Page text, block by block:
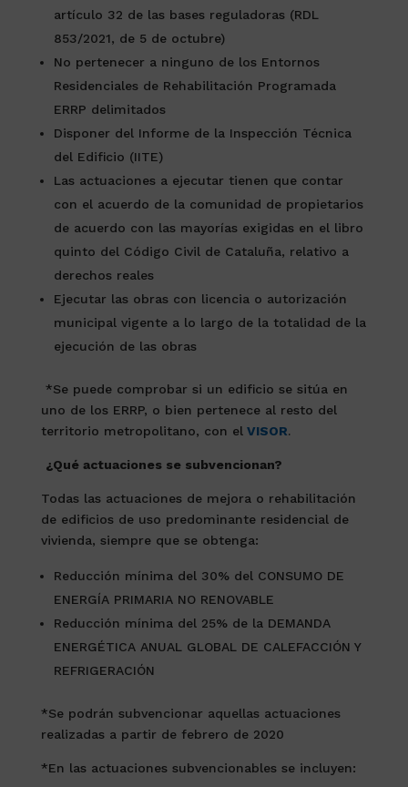
artículo 32 de las bases reguladoras (RDL
853/2021, de 5 de octubre)
No pertenecer a ninguno de los Entornos
Residenciales de Rehabilitación Programada
ERRP delimitados
Disponer del Informe de la Inspección Técnica
del Edificio (IITE)
Las actuaciones a ejecutar tienen que contar
con el acuerdo de la comunidad de propietarios
de acuerdo con las mayorías exigidas en el libro
quinto del Código Civil de Cataluña, relativo a
derechos reales
Ejecutar las obras con licencia o autorización
municipal vigente a lo largo de la totalidad de la
ejecución de las obras
*Se puede comprobar si un edificio se sitúa en
uno de los ERRP, o bien pertenece al resto del
territorio metropolitano, con el VISOR.
¿Qué actuaciones se subvencionan?
Todas las actuaciones de mejora o rehabilitación
de edificios de uso predominante residencial de
vivienda, siempre que se obtenga:
Reducción mínima del 30% del CONSUMO DE
ENERGÍA PRIMARIA NO RENOVABLE
Reducción mínima del 25% de la DEMANDA
ENERGÉTICA ANUAL GLOBAL DE CALEFACCIÓN Y
REFRIGERACIÓN
*Se podrán subvencionar aquellas actuaciones
realizadas a partir de febrero de 2020
*En las actuaciones subvencionables se incluyen: